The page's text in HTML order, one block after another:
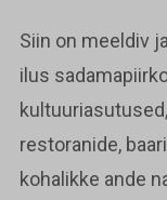
Siin on meeldiv
ilus
restoranide,
kohalikke ande